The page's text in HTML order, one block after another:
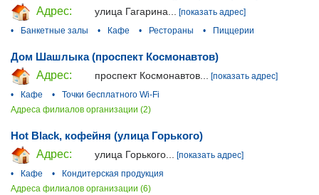
Адрес:
улица Гагарина... [показать адрес]
•
Банкетные залы • Кафе • Рестораны • Пиццерии
Дом Шашлыка (проспект Космонавтов)
Адрес:
проспект Космонавтов... [показать адрес]
•
Кафе •
Точки бесплатного Wi-Fi
Адреса филиалов организации (2)
Hot Black, кофейня (улица Горького)
Адрес:
улица Горького...
[показать адрес]
•
Кафе •
Кондитерская продукция
Адреса филиалов организации (6)